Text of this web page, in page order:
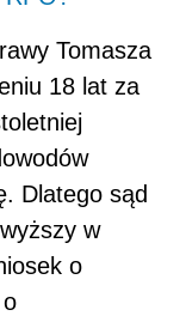
Tomasza
18 lat za
Dlatego sąd
w
o